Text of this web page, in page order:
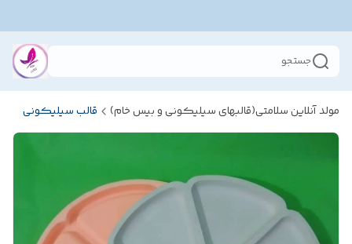
جستجو
مولد آنلاین سلامتی(قالبهای سیلیکونی و بیس خام) قالب سیلیکونی